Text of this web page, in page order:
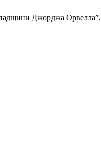
Джорджа Орвелла”,